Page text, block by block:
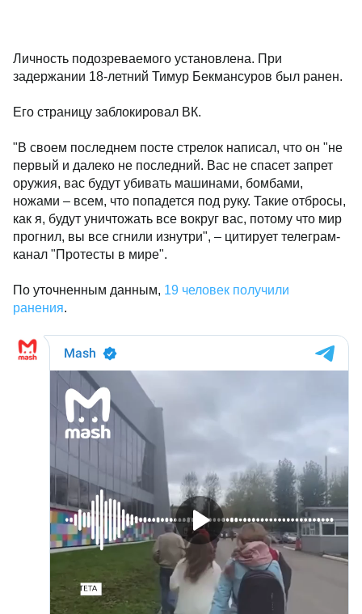
Личность подозреваемого установлена. При
задержании 18-летний Тимур Бекмансуров был ранен.
Его страницу заблокировал ВК.
"В своем последнем посте стрелок написал, что он "не
первый и далеко не последний. Вас не спасет запрет
оружия, вас будут убивать машинами, бомбами,
ножами – всем, что попадется под руку. Такие отбросы,
как я, будут уничтожать все вокруг вас, потому что мир
прогнил, вы все сгнили изнутри", – цитирует телеграм-
канал "Протесты в мире".
По уточненным данным, 19 человек получили
ранения.